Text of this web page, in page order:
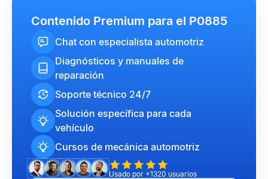
Contenido Premium para el P0885
Chat con especialista automotriz
Diagnósticos y manuales de
reparación
Soporte técnico 24/7
Solución específica para cada
vehículo
Cursos de mecánica automotriz
Usado por +1320 usuarios